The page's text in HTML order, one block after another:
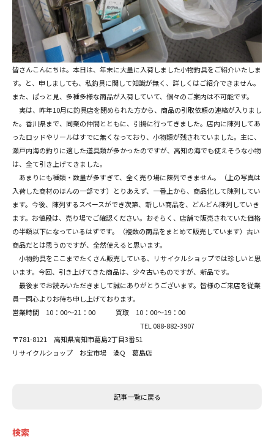
皆さんこんにちは。本日は、年末に大量に入荷しました小物釣具をご紹介いたしま
す。と、申しましても、私釣具に関して知識が無く、詳しくはご紹介できません。
また、ぱっと見、多種多様な商品が入荷していて、個々のご案内は不可能です。
実は、昨年10月に釣具店を閉められた方から、商品の引取依頼の連絡が入りまし
た。香川県まで、同業の仲間とともに、引揚に行ってきました。店内に陳列してあ
ったロッドやリールはすでに無くなっており、小物類が残されていました。主に、
瀬戸内海の釣りに適した道具類が多かったのですが、高知の海でも使えそうな小物
は、全て引き上げてきました。
あまりにも種類・数量が多すぎて、全く売り場に陳列できません。（上の写真は
入荷した商材のほんの一部です）とりあえず、一番上から、商品化して陳列してい
ます。今後、陳列するスペースができ次第、新しい商品を、どんどん陳列していき
ます。お値段は、売り場でご確認ください。おそらく、店舗で販売されていた価格
の半額以下になっているはずです。（複数の商品をまとめて販売しています）古い
商品だとは思うのですが、全然使えると思います。
小物釣具をここまでたくさん販売している、リサイクルショップでは珍しいと思
います。今回、引き上げてきた商品は、少々古いものですが、新品です。
最後までお読みいただきまして誠にありがとうございます。皆様のご来店を従業
員一同心よりお待ち申し上げております。
営業時間 10：00～21：00 買取 10：00～19：00
TEL 088-882-3907
〒781-8121 高知県高知市葛島2丁目3番51
リサイクルショップ お宝市場 満Q 葛島店
記事一覧に戻る
検索